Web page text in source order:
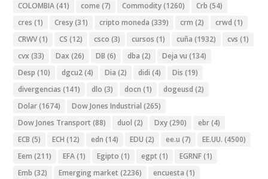
COLOMBIA(41) come (7) Commodity(1260) Crb (54)
cres (1) Cresy(31) cripto moneda (339) crm (2) crwd (1)
CRWV(1) CS (12) csco (3) cursos (1) cuña (1932) cvs (1)
cvx (33) Dax (26) DB (6) dba (2) Deja vu (134)
Desp (10) dgcu2(4) Dia (2) didi (4) Dis (19)
divergencias (141) dlo (3) docn (1) dogeusd (2)
Dolar(1674) Dow Jones Industrial (265)
Dow Jones Transport (88) duol (2) Dxy(290) ebr(4)
ECB (5) ECH (12) edn (14) EDU (2) ee.u (7) EE.UU. (4500)
Eem (211) EFA(1) Egipto (1) egpt (1) EGRNF(1)
Emb (32) Emerging market (2236) encuesta (1)